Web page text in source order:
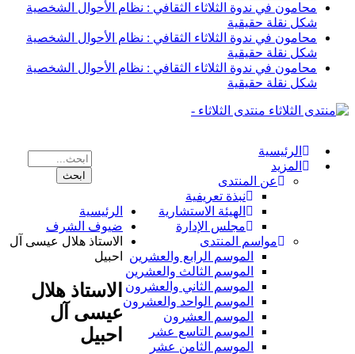
محامون في ندوة الثلاثاء الثقافي : نظام الأحوال الشخصية
شكل نقلة حقيقية
محامون في ندوة الثلاثاء الثقافي : نظام الأحوال الشخصية
شكل نقلة حقيقية
محامون في ندوة الثلاثاء الثقافي : نظام الأحوال الشخصية
شكل نقلة حقيقية
منتدى الثلاثاء -
الرئيسية
المزيد
عن المنتدى
نبذة تعريفية
الهيئة الاستشارية
مجلس الإدارة
مواسم المنتدى
الموسم الرابع والعشرين
الموسم الثالث والعشرين
الموسم الثاني والعشرون
الموسم الواحد والعشرون
الموسم العشرون
الموسم التاسع عشر
الموسم الثامن عشر
الرئيسية
ضيوف الشرف
الاستاذ هلال عيسى آل
احبيل
الاستاذ هلال
عيسى آل
احبيل